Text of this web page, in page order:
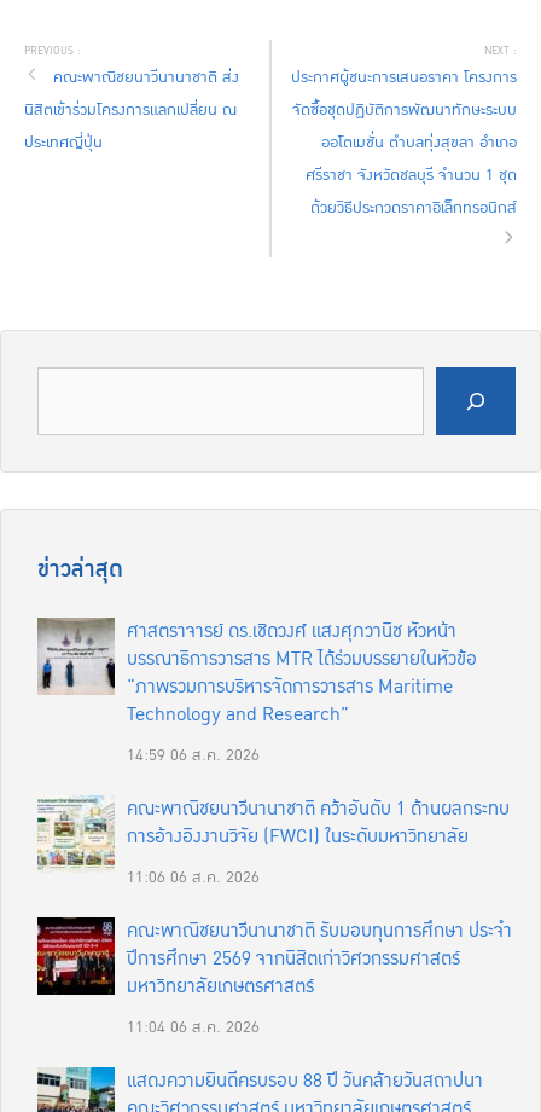
คณะพาณิชยนาวีนานาชาติ ส่ง
นิสิตเข้าร่วมโครงการแลกเปลี่ยน ณ
ประเทศญี่ปุ่น
ประกาศผู้ชนะการเสนอราคา โครงการ
จัดซื้อชุดปฏิบัติการพัฒนาทักษะระบบ
ออโตเมชั่น ตำบลทุ่งสุขลา อำเภอ
ศรีราชา จังหวัดชลบุรี จำนวน 1 ชุด
ด้วยวิธีประกวดราคาอิเล็กทรอนิกส์
ข่าวล่าสุด
ศาสตราจารย์ ดร.เชิดวงศ์ แสงศุภวานิช หัวหน้า
บรรณาธิการวารสาร MTR ได้ร่วมบรรยายในหัวข้อ
“ภาพรวมการบริหารจัดการวารสาร Maritime
Technology and Research”
14:59 06 ส.ค. 2026
คณะพาณิชยนาวีนานาชาติ คว้าอันดับ 1 ด้านผลกระทบ
การอ้างอิงงานวิจัย (FWCI) ในระดับมหาวิทยาลัย
11:06 06 ส.ค. 2026
คณะพาณิชยนาวีนานาชาติ รับมอบทุนการศึกษา ประจำ
ปีการศึกษา 2569 จากนิสิตเก่าวิศวกรรมศาสตร์
มหาวิทยาลัยเกษตรศาสตร์
11:0406 ส.ค. 2026
แสดงความยินดีครบรอบ 88 ปี วันคล้ายวันสถาปนา